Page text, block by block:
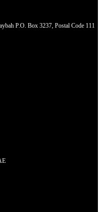
P.O. Box 3237, Postal Code 111